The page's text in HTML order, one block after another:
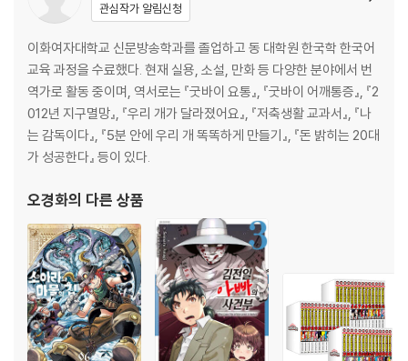
관심작가 알림신청
이화여자대학교 신문방송학과를 졸업하고 동 대학원 한국학 한국어
교육 과정을 수료했다. 현재 실용, 소설, 만화 등 다양한 분야에서 번
역가로 활동 중이며, 역서로는 『굿바이 요통』, 『굿바이 어깨통증』, 『2
012년 지구멸망』, 『우리 개가 달라졌어요』, 『저축생활 교과서』, 『나
는 감독이다』, 『5분 안에 우리 개 똑똑하게 만들기』, 『돈 밝히는 20대
가 성공한다』 등이 있다.
오경화의 다른 상품